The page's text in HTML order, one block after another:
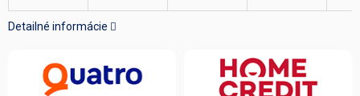
Detailné informácie